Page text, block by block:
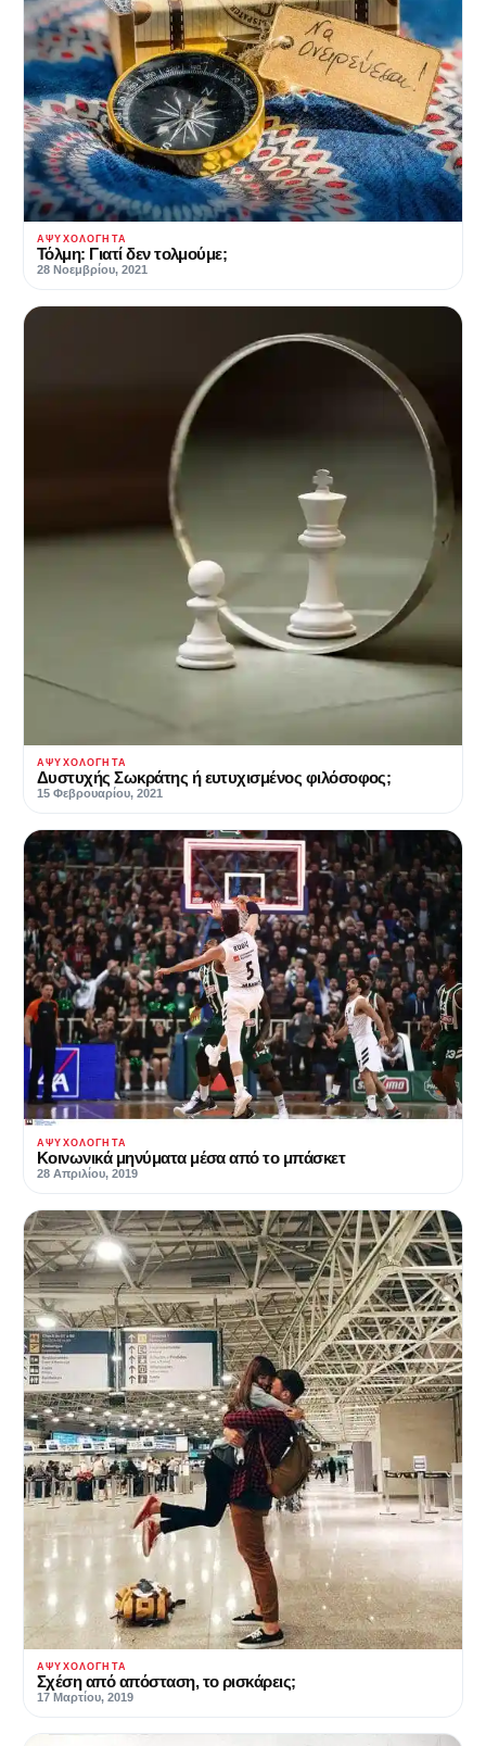
ΑΨΥΧΟΛΌΓΗΤΑ
Τόλμη: Γιατί δεν τολμούμε;
28 Νοεμβρίου, 2021
ΑΨΥΧΟΛΌΓΗΤΑ
Δυστυχής Σωκράτης ή ευτυχισμένος φιλόσοφος;
15 Φεβρουαρίου, 2021
ΑΨΥΧΟΛΌΓΗΤΑ
Κοινωνικά μηνύματα μέσα από το μπάσκετ
28 Απριλίου, 2019
ΑΨΥΧΟΛΌΓΗΤΑ
Σχέση από απόσταση, το ρισκάρεις;
17 Μαρτίου, 2019